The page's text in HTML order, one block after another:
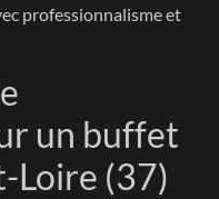
professionnalisme et
un buffet
Loire (37)